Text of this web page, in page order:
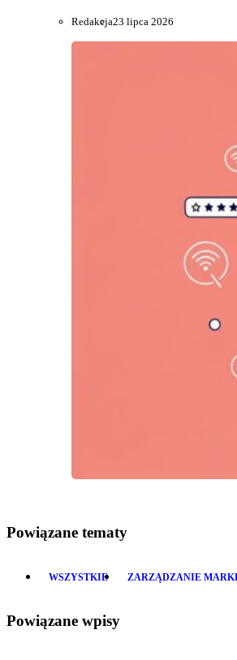
Redakcja23 lipca 2026
Powiązane tematy
WSZYSTKIE ZARZĄDZANIE
Powiązane wpisy